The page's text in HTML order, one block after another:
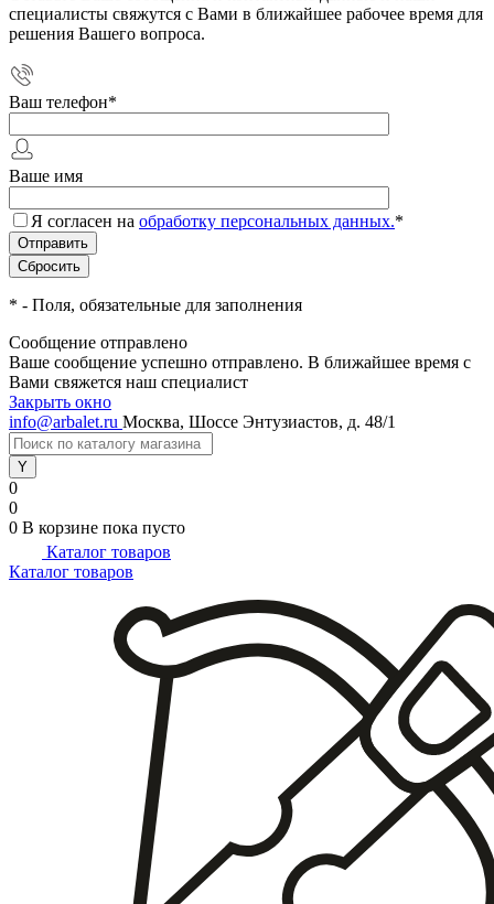
специалисты свяжутся с Вами в ближайшее рабочее время для
решения Вашего вопроса.
Ваш телефон*
Ваше имя
Я согласен на обработку персональных данных.*
* - Поля, обязательные для заполнения
Сообщение отправлено
Ваше сообщение успешно отправлено. В ближайшее время с
Вами свяжется наш специалист
Закрыть окно
info@arbalet.ru Москва, Шоссе Энтузиастов, д. 48/1
0
0
0 В корзине пока пусто
Каталог товаров
Каталог товаров